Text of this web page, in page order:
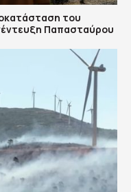
του
Παπασταύρου